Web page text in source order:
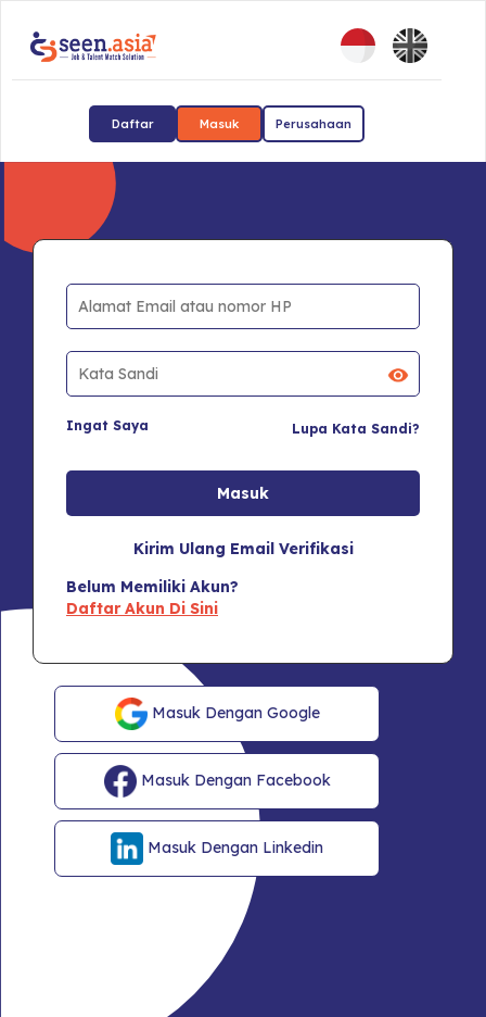
Daftar Masuk Perusahaan
Ingat Saya Lupa Kata Sandi?
Kirim Ulang Email Verifikasi
Belum Memiliki Akun?
Daftar Akun Di Sini
Masuk Dengan Google
Masuk Dengan Facebook
Masuk Dengan Linkedin